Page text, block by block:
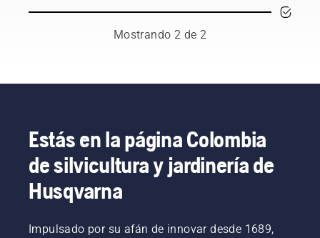
está
a la
máxima
aceleración,
al
tiempo
que
par para
Mostrando 2 de 2
Estás en la página Colombia
de silvicultura y jardinería de
Husqvarna
Impulsado por su afán de innovar desde 1689,